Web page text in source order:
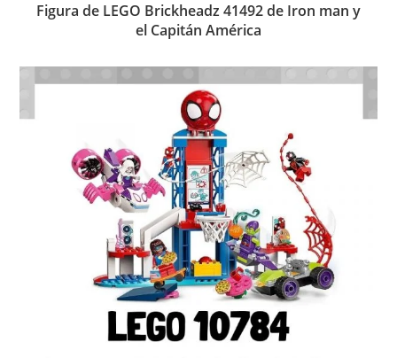
Figura de LEGO Brickheadz 41492 de Iron man y
el Capitán América